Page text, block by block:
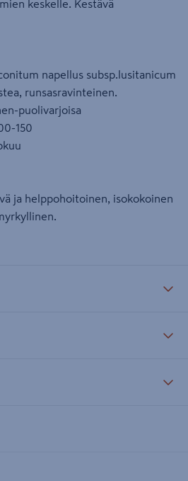
keskelle. Kestävä
napellus subsp.lusitanicum
runsasravinteinen.
puolivarjoisa
150
ja helppohoitoinen, isokokoinen